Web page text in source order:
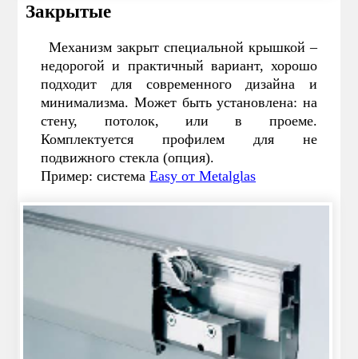
Закрытые
Механизм закрыт специальной крышкой –
недорогой и практичный вариант, хорошо
подходит для современного дизайна и
минимализма. Может быть установлена: на
стену, потолок, или в проеме.
Комплектуется профилем для не
подвижного стекла (опция).
Пример: системаEasy от Metalglas